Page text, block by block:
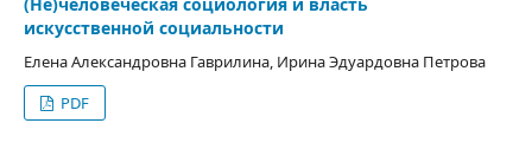
искусственной социальности
Елена Александровна Гаврилина, Ирина Эдуардовна Петрова
PDF